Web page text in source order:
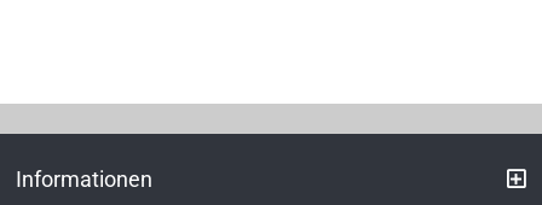
Informationen